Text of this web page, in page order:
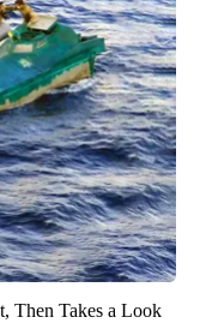
Then Takes a Look